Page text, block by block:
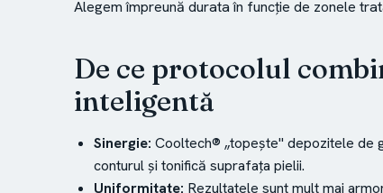
Alegem împreună durata în funcție de zonele
De ce protocolul
inteligentă
Sinergie: Cooltech® „topește" depozitele de
conturul și tonifică suprafața pielii.
Uniformitate: Rezultatele sunt mult mai